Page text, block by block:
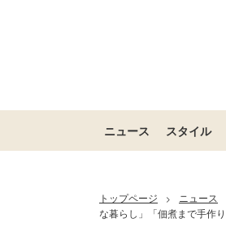
ニュース スタイル
トップページ > ニュース
な暮らし」「佃煮まで手作